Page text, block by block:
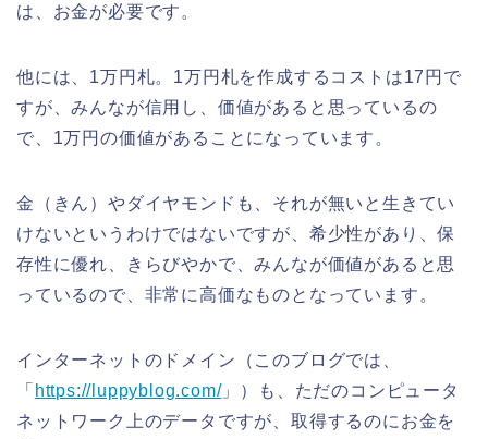
は、お金が必要です。
他には、1万円札。1万円札を作成するコストは17円で
すが、みんなが信用し、価値があると思っているの
で、1万円の価値があることになっています。
金（きん）やダイヤモンドも、それが無いと生きてい
けないというわけではないですが、希少性があり、保
存性に優れ、きらびやかで、みんなが価値があると思
っているので、非常に高価なものとなっています。
インターネットのドメイン（このブログでは、
「 https://luppyblog.com/」）も、ただのコンピュータ
ネットワーク上のデータですが、取得するのにお金を